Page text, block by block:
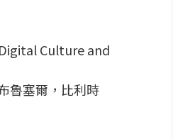
Culture and
魯塞爾，比利時